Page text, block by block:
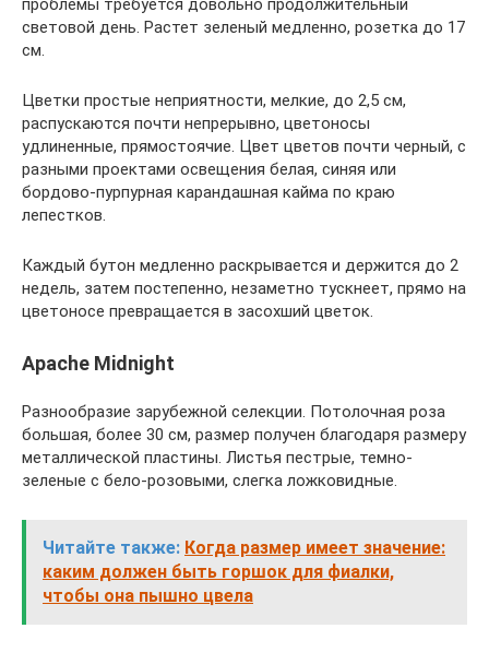
проблемы требуется довольно продолжительный
световой день. Растет зеленый медленно, розетка до 17
см.
Цветки простые неприятности, мелкие, до 2,5 см,
распускаются почти непрерывно, цветоносы
удлиненные, прямостоячие. Цвет цветов почти черный, с
разными проектами освещения белая, синяя или
бордово-пурпурная карандашная кайма по краю
лепестков.
Каждый бутон медленно раскрывается и держится до 2
недель, затем постепенно, незаметно тускнеет, прямо на
цветоносе превращается в засохший цветок.
Apache Midnight
Разнообразие зарубежной селекции. Потолочная роза
большая, более 30 см, размер получен благодаря размеру
металлической пластины. Листья пестрые, темно-
зеленые с бело-розовыми, слегка ложковидные.
Читайте также: Когда размер имеет значение:
каким должен быть горшок для фиалки,
чтобы она пышно цвела